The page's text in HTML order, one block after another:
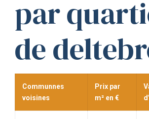
par
de
Communnes
voisines
Prix par
m² en €